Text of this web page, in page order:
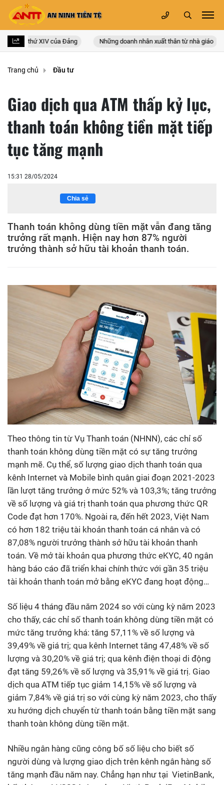
lần thứ XIV của Đảng Những doanh nhân xuất thân từ nhà giáo
Trang chủ Đầu tư
Giao dịch qua ATM thấp kỷ lục,
thanh toán không tiền mặt tiếp
tục tăng mạnh
15:31 28/05/2024
Chia sẻ
Thanh toán không dùng tiền mặt vẫn đang tăng
trưởng rất mạnh. Hiện nay hơn 87% người
trưởng thành sở hữu tài khoản thanh toán.
Theo thông tin từ Vụ Thanh toán (NHNN), các chỉ số
thanh toán không dùng tiền mặt có sự tăng trưởng
mạnh mẽ. Cụ thể, số lượng giao dịch thanh toán qua
kênh Internet và Mobile bình quân giai đoạn 2021-2023
lần lượt tăng trưởng ở mức 52% và 103,3%; tăng trưởng
về số lượng và giá trị thanh toán qua phương thức QR
Code đạt hơn 170%. Ngoài ra, đến hết 2023, Việt Nam
có hơn 182 triệu tài khoản thanh toán cá nhân và có
87,08% người trưởng thành sở hữu tài khoản thanh
toán. Về mở tài khoản qua phương thức eKYC, 40 ngân
hàng báo cáo đã triển khai chính thức với gần 35 triệu
tài khoản thanh toán mở bằng eKYC đang hoạt động…
Số liệu 4 tháng đầu năm 2024 so với cùng kỳ năm 2023
cho thấy, các chỉ số thanh toán không dùng tiền mặt có
mức tăng trưởng khá: tăng 57,11% về số lượng và
39,49% về giá trị; qua kênh Internet tăng 47,48% về số
lượng và 30,20% về giá trị; qua kênh điện thoại di động
đạt tăng 59,26% về số lượng và 35,91% về giá trị. Giao
dịch qua ATM tiếp tục giảm 14,15% về số lượng và
giảm 7,84% về giá trị so với cùng kỳ năm 2023, cho thấy
xu hướng dịch chuyển từ thanh toán bằng tiền mặt sang
thanh toàn không dùng tiền mặt.
Nhiều ngân hàng cũng công bố số liệu cho biết số
người dùng và lượng giao dịch trên kênh ngân hàng số
tăng mạnh đầu năm nay. Chẳng hạn như tại VietinBank,